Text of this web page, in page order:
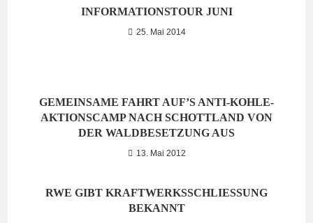
INFORMATIONSTOUR JUNI
25. Mai 2014
GEMEINSAME FAHRT AUF’S ANTI-KOHLE-
AKTIONSCAMP NACH SCHOTTLAND VON
DER WALDBESETZUNG AUS
13. Mai 2012
RWE GIBT KRAFTWERKSSCHLIESSUNG B
EKANNT